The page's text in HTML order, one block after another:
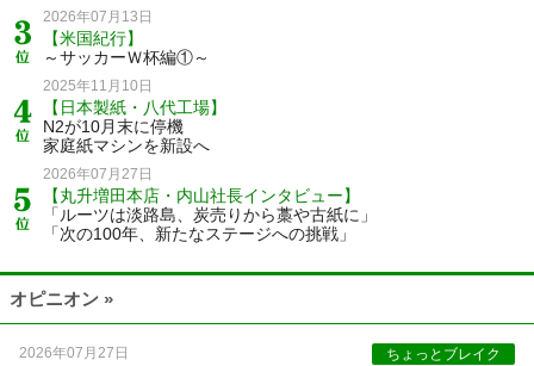
2026年07月13日
【米国紀行】
～サッカーＷ杯編①～
2025年11月10日
【日本製紙・八代工場】
N2が10月末に停機
家庭紙マシンを新設へ
2026年07月27日
【丸升増田本店・内山社長インタビュー】
「ルーツは淡路島、炭売りから藁や古紙に」
「次の100年、新たなステージへの挑戦」
オピニオン »
2026年07月27日 ちょっとブレイク